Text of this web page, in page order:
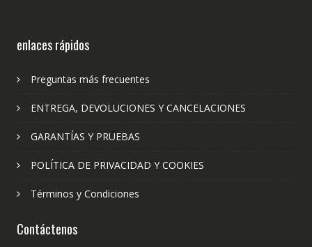
enlaces rápidos
Preguntas más frecuentes
ENTREGA, DEVOLUCIONES Y CANCELACIONES
GARANTÍAS Y PRUEBAS
POLÍTICA DE PRIVACIDAD Y COOKIES
Términos y Condiciones
Contáctenos